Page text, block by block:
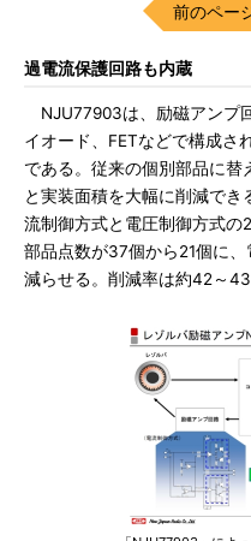
前のペー
過電流保護回路も内蔵
NJU77903は、励磁アンプ
イオード、FETなどで構成さ
である。従来の個別部品に
と実装面積を大幅に削減で
流制御方式と電圧制御方式の
部品点数が37個から21個に
減らせる。削減率は約42～43